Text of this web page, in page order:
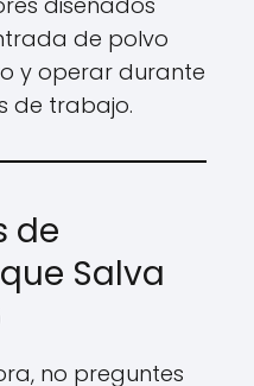
de polvo
y operar durante
de trabajo.
de
Salva
no preguntes